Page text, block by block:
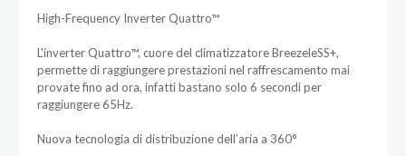
High-Frequency Inverter Quattro™
L'inverter Quattro™, cuore del climatizzatore BreezeleSS+,
permette di raggiungere prestazioni nel raffrescamento mai
provate fino ad ora, infatti bastano solo 6 secondi per
raggiungere 65Hz.
Nuova tecnologia di distribuzione dell’aria a 360°